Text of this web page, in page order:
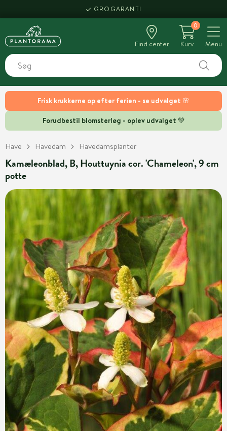
Frisk krukkerne op efter ferien - se udvalget 🌸
Forudbestil blomsterløg - oplev udvalget 💚
GROGARANTI
Find center
0
Kurv
Menu
Have Havedam Havedamsplanter
Kamæleonblad, B, Houttuynia cor. 'Chameleon', 9 cm
potte